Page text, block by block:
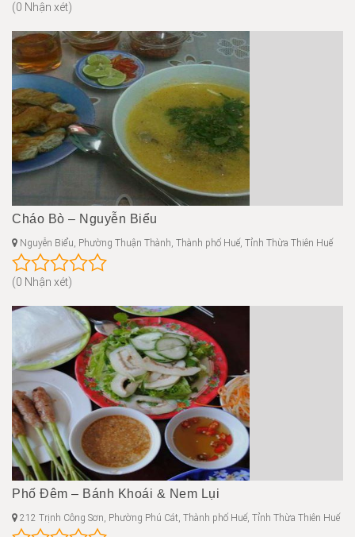
(0 Nhận xét)
Cháo Bò – Nguyễn Biểu
Nguyễn Biểu, Phường Thuận Thành, Thành phố Huế, Tỉnh Thừa Thiên Huế
(0 Nhận xét)
Phố Đêm – Bánh Khoái & Nem Lụi
212 Trịnh Công Sơn, Phường Phú Cát, Thành phố Huế, Tỉnh Thừa Thiên Huế